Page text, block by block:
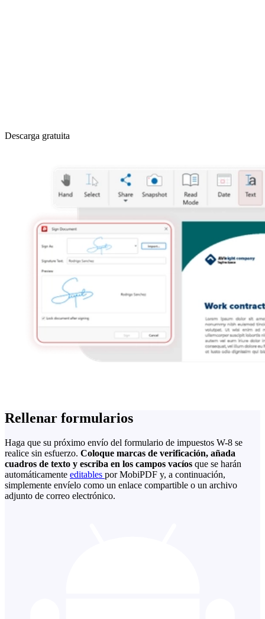
Descarga gratuita
Rellenar formularios
Haga que su próximo envío del formulario de impuestos W-8 se
realice sin esfuerzo. Coloque marcas de verificación, añada
cuadros de texto y escriba en los campos vacíos que se harán
automáticamente editables por MobiPDF y, a continuación,
simplemente envíelo como un enlace compartible o un archivo
adjunto de correo electrónico.